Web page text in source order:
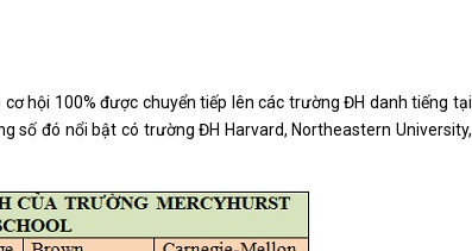
cơ hội 100% được chuyển tiếp lên các trường ĐH danh tiếng tại
số đó nổi bật có trường ĐH Harvard, Northeastern University,